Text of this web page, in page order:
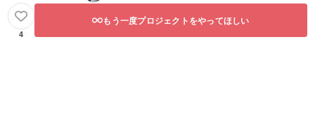
4
もう一度プロジェクトをやってほしい